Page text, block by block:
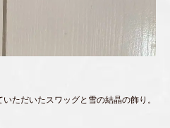
ただいたスワッグと雪の結晶の飾り。